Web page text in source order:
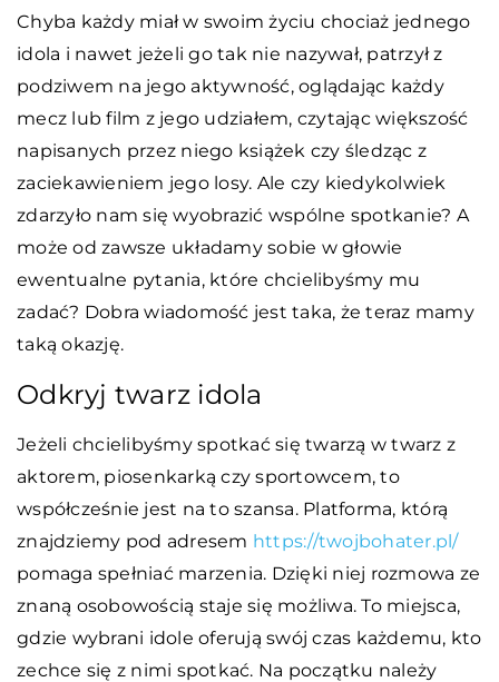
Chyba każdy miał w swoim życiu chociaż jednego
idola i nawet jeżeli go tak nie nazywał, patrzył z
podziwem na jego aktywność, oglądając każdy
mecz lub film z jego udziałem, czytając większość
napisanych przez niego książek czy śledząc z
zaciekawieniem jego losy. Ale czy kiedykolwiek
zdarzyło nam się wyobrazić wspólne spotkanie? A
może od zawsze układamy sobie w głowie
ewentualne pytania, które chcielibyśmy mu
zadać? Dobra wiadomość jest taka, że teraz mamy
taką okazję.
Odkryj twarz idola
Jeżeli chcielibyśmy spotkać się twarzą w twarz z
aktorem, piosenkarką czy sportowcem, to
współcześnie jest na to szansa. Platforma, którą
znajdziemy pod adresem https://twojbohater.pl/
pomaga spełniać marzenia. Dzięki niej rozmowa ze
znaną osobowością staje się możliwa. To miejsca,
gdzie wybrani idole oferują swój czas każdemu, kto
zechce się z nimi spotkać. Na początku należy